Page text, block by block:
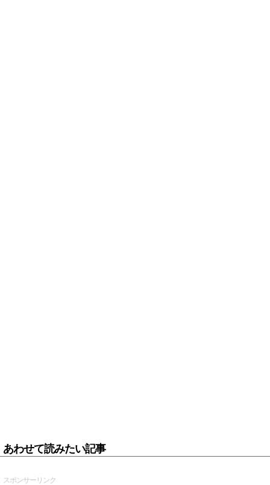
あわせて読みたい記事
スポンサーリンク